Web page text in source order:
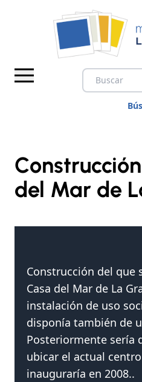
IMÁGENES
TEMAS
NO SE PUDO CARGAR
NOTICIAS
CONTACTAR
del Mar de
Construcción del que
Casa del Mar de La
instalación de uso
disponía también de
Posteriormente sería
ubicar el actual
inauguraría en 2008..